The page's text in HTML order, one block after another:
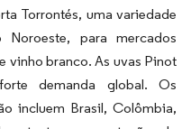
Torrontés, uma variedade
para mercados
vinho branco. As uvas Pinot
demanda global. Os
incluem Brasil, Colômbia,